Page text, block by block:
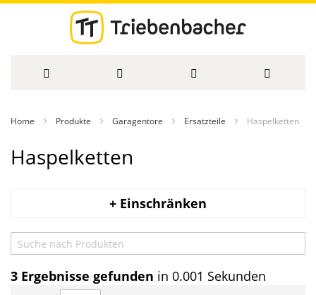
Inhalt
Home Produkte Garagentore Ersatzteile Haspelketten
Haspelketten
+ Einschränken
3 Ergebnisse gefunden in 0.001 Sekunden